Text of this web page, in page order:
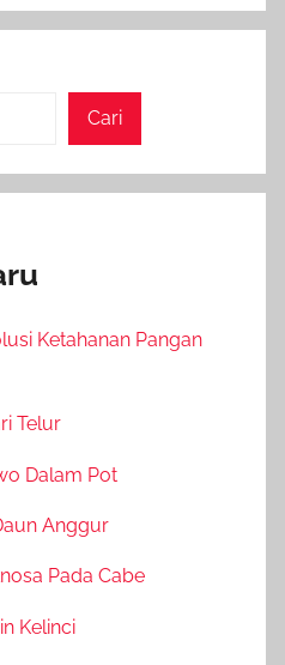
Cari
Ketahanan Pangan
Telur
Dalam Pot
Anggur
Pada Cabe
Kelinci